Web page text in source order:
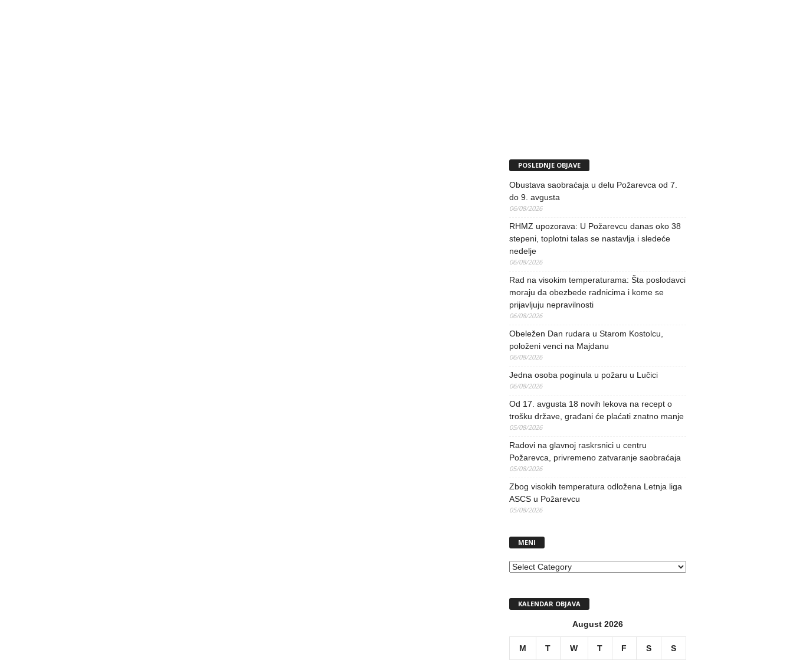
POSLEDNJE OBJAVE
Obustava saobraćaja u delu Požarevca od 7.
do 9. avgusta
06/08/2026
RHMZ upozorava: U Požarevcu danas oko 38
stepeni, toplotni talas se nastavlja i sledeće
nedelje
06/08/2026
Rad na visokim temperaturama: Šta poslodavci
moraju da obezbede radnicima i kome se
prijavljuju nepravilnosti
06/08/2026
Obeležen Dan rudara u Starom Kostolcu,
položeni venci na Majdanu
06/08/2026
Jedna osoba poginula u požaru u Lučici
06/08/2026
Od 17. avgusta 18 novih lekova na recept o
trošku države, građani će plaćati znatno manje
05/08/2026
Radovi na glavnoj raskrsnici u centru
Požarevca, privremeno zatvaranje saobraćaja
05/08/2026
Zbog visokih temperatura odložena Letnja liga
ASCS u Požarevcu
05/08/2026
MENI
MENI
KALENDAR OBJAVA
August 2026
M T W T F S S